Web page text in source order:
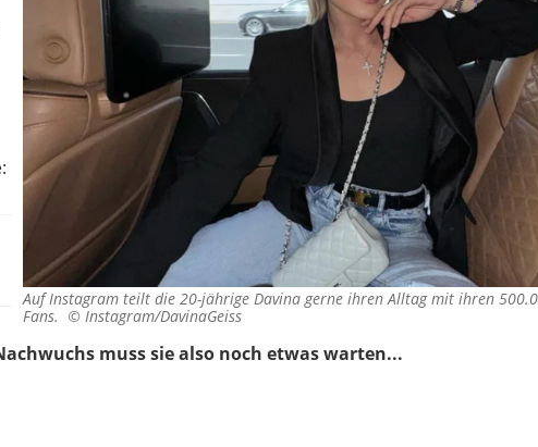
Auf Instagram teilt die 20-jährige Davina gerne ihren Alltag mit ihren
Fans. © Instagram/DavinaGeiss
muss sie also noch etwas warten...